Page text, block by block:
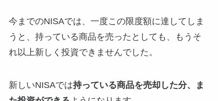
今までのNISAでは、一度この限度額に達してしま
うと、持っている商品を売ったとしても、もうそ
れ以上新しく投資できませんでした。
新しいNISAでは持っている商品を売却した分、ま